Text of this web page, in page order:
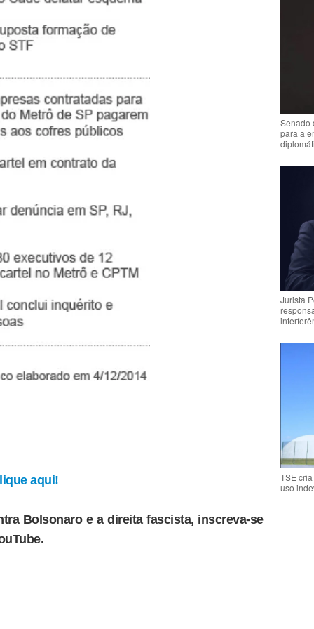
aqui!
Bolsonaro e a direita fascista, inscreva-se
Senado
para a
Jurista
TSE
uso